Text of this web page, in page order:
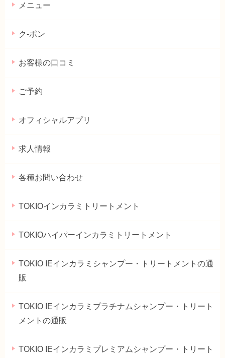
メニュー
ク-ポン
お客様の口コミ
ご予約
オフィシャルアプリ
求人情報
各種お問い合わせ
TOKIOインカラミトリートメント
TOKIOハイパーインカラミトリートメント
TOKIO IEインカラミシャンプー・トリートメントの通
販
TOKIO IEインカラミプラチナムシャンプー・トリート
メントの通販
TOKIO IEインカラミプレミアムシャンプー・トリート